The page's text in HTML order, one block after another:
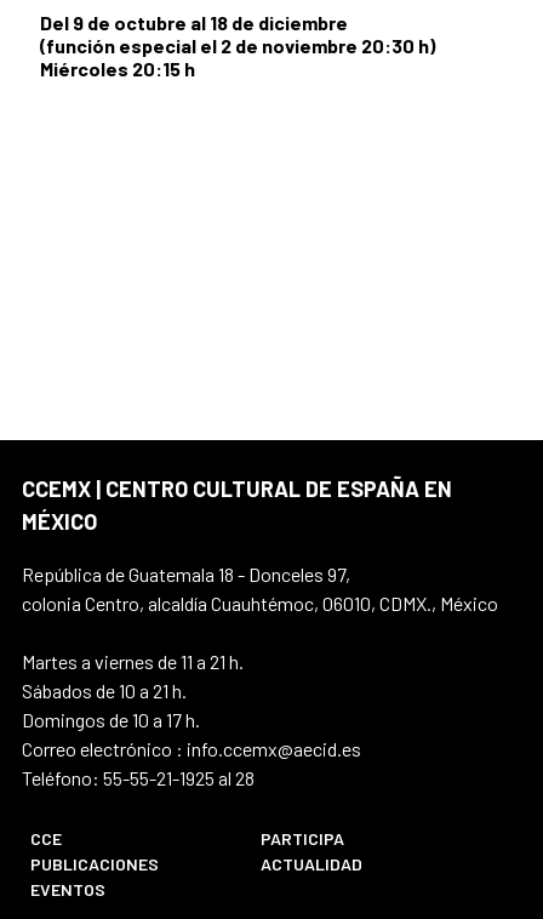
Del 9 de octubre al 18 de diciembre
(función especial el 2 de noviembre 20:30 h)
Miércoles 20:15 h
CCEMX | CENTRO CULTURAL DE ESPAÑA EN
MÉXICO
República de Guatemala 18 - Donceles 97,
colonia Centro, alcaldía Cuauhtémoc, 06010, CDMX., México
Martes a viernes de 11 a 21 h.
Sábados de 10 a 21 h.
Domingos de 10 a 17 h.
Correo electrónico : info.ccemx@aecid.es
Teléfono: 55-55-21-1925 al 28
CCE
PARTICIPA
PUBLICACIONES
ACTUALIDAD
EVENTOS